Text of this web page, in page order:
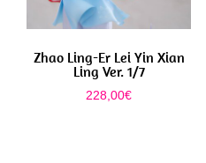
Zhao Ling-Er Lei Yin Xian
Ling Ver. 1/7
228,00€